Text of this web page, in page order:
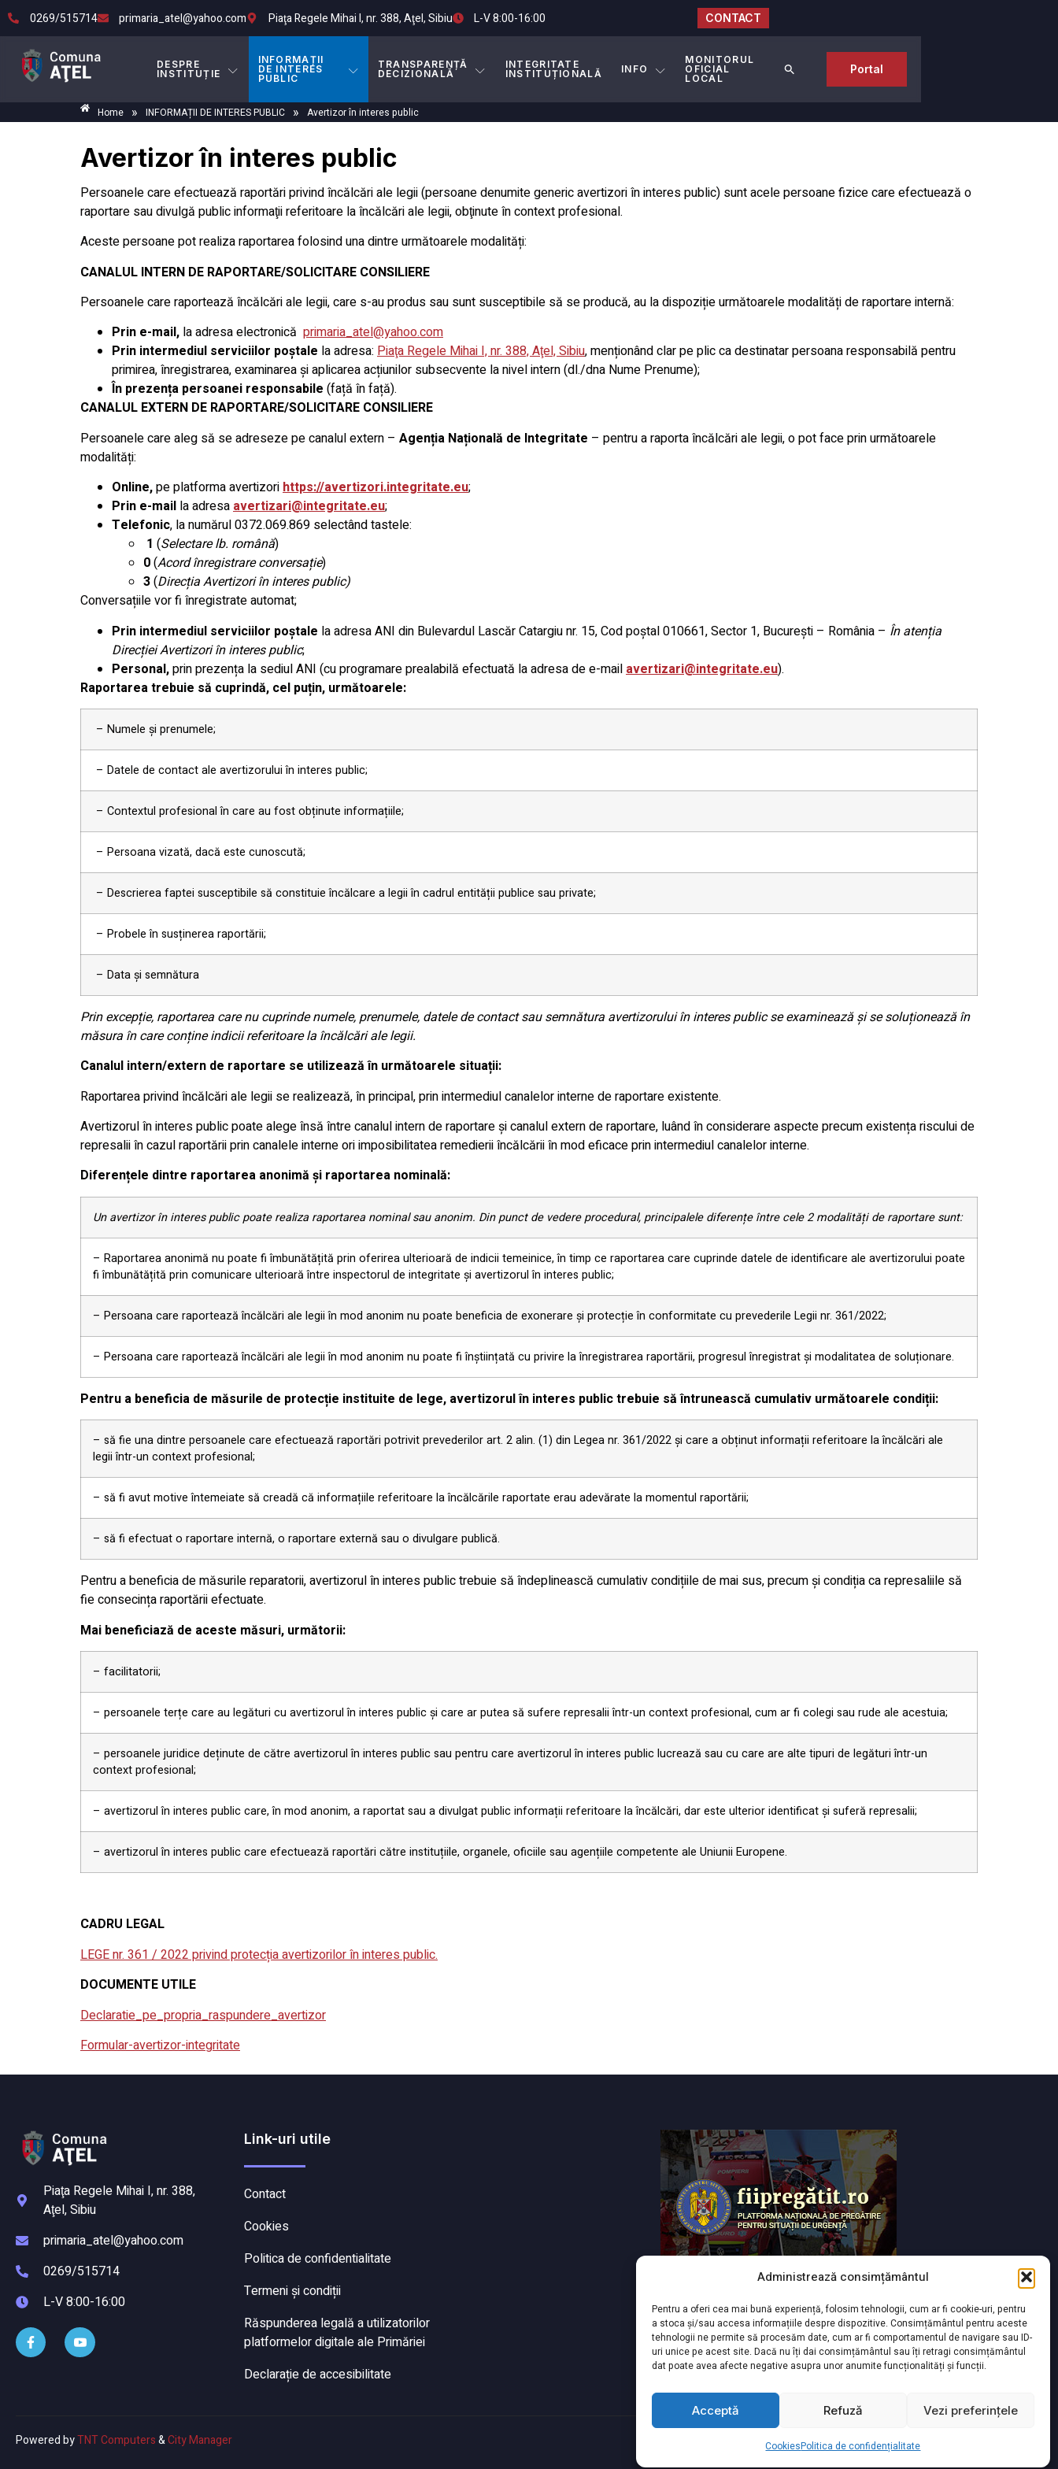
Administrează consimțământul
Pentru a oferi cea mai bună experiență, folosim tehnologii, cum ar fi cookie-uri, pentru
a stoca și/sau accesa informațiile despre dispozitive. Consimțământul pentru aceste
tehnologii ne permite să procesăm date, cum ar fi comportamentul de navigare sau ID-
uri unice pe acest site. Dacă nu îți dai consimțământul sau îți retragi consimțământul
dat poate avea afecte negative asupra unor anumite funcționalități și funcții.
Acceptă Refuză Vezi preferințele
CookiesPolitica de confidențialitate
0269/515714 primaria_atel@yahoo.com Piaţa Regele Mihai I, nr. 388, Aţel, Sibiu L-V 8:00-16:00 CONTACT
DESPRE
INSTITUȚIE
INFORMAȚII
DE INTERES
PUBLIC
TRANSPARENȚĂ
DECIZIONALĂ
INTEGRITATE
INSTITUȚIONALĂ
INFO
MONITORUL
OFICIAL
LOCAL
Portal
Home » INFORMAȚII DE INTERES PUBLIC » Avertizor în interes public
Avertizor în interes public
Persoanele care efectuează raportări privind încălcări ale legii (persoane denumite generic avertizori în interes public) sunt acele persoane fizice care efectuează o
raportare sau divulgă public informaţii referitoare la încălcări ale legii, obţinute în context profesional.
Aceste persoane pot realiza raportarea folosind una dintre următoarele modalități:
CANALUL INTERN DE RAPORTARE/SOLICITARE CONSILIERE
Persoanele care raportează încălcări ale legii, care s-au produs sau sunt susceptibile să se producă, au la dispoziție următoarele modalități de raportare internă:
Prin e-mail, la adresa electronică primaria_atel@yahoo.com
Prin intermediul serviciilor poștale la adresa: Piaţa Regele Mihai I, nr. 388, Aţel, Sibiu, menționând clar pe plic ca destinatar persoana responsabilă pentru
primirea, înregistrarea, examinarea și aplicarea acțiunilor subsecvente la nivel intern (dl./dna Nume Prenume);
În prezența persoanei responsabile (față în față).
CANALUL EXTERN DE RAPORTARE/SOLICITARE CONSILIERE
Persoanele care aleg să se adreseze pe canalul extern – Agenția Națională de Integritate – pentru a raporta încălcări ale legii, o pot face prin următoarele
modalități:
Online,pe platforma avertizorihttps://avertizori.integritate.eu;
Prin e-mail la adresaavertizari@integritate.eu;
Telefonic, la numărul 0372.069.869 selectând tastele:
1 (Selectare lb. română)
0(Acord înregistrare conversație)
3(Direcția Avertizori în interes public)
Conversațiile vor fi înregistrate automat;
Prin intermediul serviciilor poștale la adresa ANI din Bulevardul Lascăr Catargiu nr. 15, Cod poștal 010661, Sector 1, București – România – În atenția
Direcției Avertizori în interes public;
Personal,prin prezența la sediul ANI (cu programare prealabilă efectuată la adresa de e-mail avertizari@integritate.eu).
Raportarea trebuie să cuprindă, cel puțin, următoarele:
– Numele și prenumele;
– Datele de contact ale avertizorului în interes public;
– Contextul profesional în care au fost obținute informațiile;
– Persoana vizată, dacă este cunoscută;
– Descrierea faptei susceptibile să constituie încălcare a legii în cadrul entității publice sau private;
– Probele în susținerea raportării;
– Data și semnătura
Prin excepție, raportarea care nu cuprinde numele, prenumele, datele de contact sau semnătura avertizorului în interes public se examinează și se soluționează în
măsura în care conține indicii referitoare la încălcări ale legii.
Canalul intern/extern de raportare se utilizează în următoarele situații:
Raportarea privind încălcări ale legii se realizează, în principal, prin intermediul canalelor interne de raportare existente.
Avertizorul în interes public poate alege însă între canalul intern de raportare și canalul extern de raportare, luând în considerare aspecte precum existența riscului de
represalii în cazul raportării prin canalele interne ori imposibilitatea remedierii încălcării în mod eficace prin intermediul canalelor interne.
Diferențele dintre raportarea anonimă și raportarea nominală:
Un avertizor în interes public poate realiza raportarea nominal sau anonim. Din punct de vedere procedural, principalele diferențe între cele 2 modalități de raportare sunt:
– Raportarea anonimă nu poate fi îmbunătățită prin oferirea ulterioară de indicii temeinice, în timp ce raportarea care cuprinde datele de identificare ale avertizorului poate
fi îmbunătățită prin comunicare ulterioară între inspectorul de integritate și avertizorul în interes public;
– Persoana care raportează încălcări ale legii în mod anonim nu poate beneficia de exonerare și protecție în conformitate cu prevederile Legii nr. 361/2022;
– Persoana care raportează încălcări ale legii în mod anonim nu poate fi înștiințată cu privire la înregistrarea raportării, progresul înregistrat și modalitatea de soluționare.
Pentru a beneficia de măsurile de protecție instituite de lege, avertizorul în interes public trebuie să întrunească cumulativ următoarele condiții:
– să fie una dintre persoanele care efectuează raportări potrivit prevederilor art. 2 alin. (1) din Legea nr. 361/2022 și care a obținut informații referitoare la încălcări ale
legii într-un context profesional;
– să fi avut motive întemeiate să creadă că informațiile referitoare la încălcările raportate erau adevărate la momentul raportării;
– să fi efectuat o raportare internă, o raportare externă sau o divulgare publică.
Pentru a beneficia de măsurile reparatorii, avertizorul în interes public trebuie să îndeplinească cumulativ condițiile de mai sus, precum și condiția ca represaliile să
fie consecința raportării efectuate.
Mai beneficiază de aceste măsuri, următorii:
– facilitatorii;
– persoanele terțe care au legături cu avertizorul în interes public și care ar putea să sufere represalii într-un context profesional, cum ar fi colegi sau rude ale acestuia;
– persoanele juridice deținute de către avertizorul în interes public sau pentru care avertizorul în interes public lucrează sau cu care are alte tipuri de legături într-un
context profesional;
– avertizorul în interes public care, în mod anonim, a raportat sau a divulgat public informații referitoare la încălcări, dar este ulterior identificat și suferă represalii;
– avertizorul în interes public care efectuează raportări către instituțiile, organele, oficiile sau agențiile competente ale Uniunii Europene.
CADRU LEGAL
LEGE nr. 361 / 2022 privind protecția avertizorilor în interes public.
DOCUMENTE UTILE
Declaratie_pe_propria_raspundere_avertizor
Formular-avertizor-integritate
Piaţa Regele Mihai I, nr. 388,
Aţel, Sibiu
primaria_atel@yahoo.com
0269/515714
L-V 8:00-16:00
Link-uri utile
Contact
Cookies
Politica de confidentialitate
Termeni și condiții
Răspunderea legală a utilizatorilor
platformelor digitale ale Primăriei
Declarație de accesibilitate
Powered byTNT Computers&City Manager © Copyright 2026 Toate drepturile rezervate